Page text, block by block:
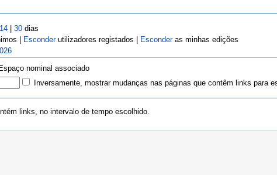
14| 30dias
| Esconderutilizadores registados | Esconderas minhas edições
nominal associado
Inversamente, mostrar mudanças nas páginas que contêm links para
links, no intervalo de tempo escolhido.